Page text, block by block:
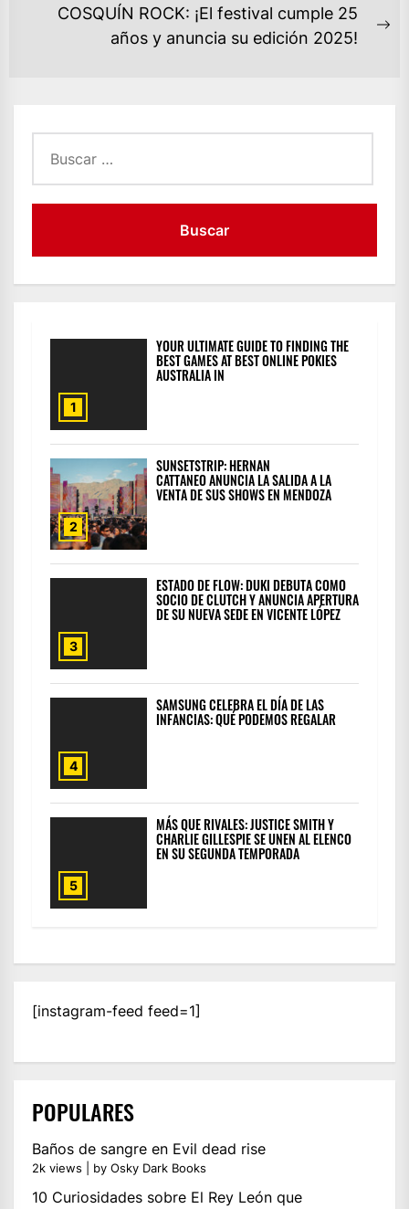
ENTRADAS
COSQUÍN ROCK: ¡El festival cumple 25
años y anuncia su edición 2025!
1
YOUR ULTIMATE GUIDE TO FINDING THE
BEST GAMES AT BEST ONLINE POKIES
AUSTRALIA IN
2
SUNSETSTRIP: HERNAN
CATTANEO ANUNCIA LA SALIDA A LA
VENTA DE SUS SHOWS EN MENDOZA
3
ESTADO DE FLOW: DUKI DEBUTA COMO
SOCIO DE CLUTCH Y ANUNCIA APERTURA
DE SU NUEVA SEDE EN VICENTE LÓPEZ
4
SAMSUNG CELEBRA EL DÍA DE LAS
INFANCIAS: QUÉ PODEMOS REGALAR
5
MÁS QUE RIVALES: JUSTICE SMITH Y
CHARLIE GILLESPIE SE UNEN AL ELENCO
EN SU SEGUNDA TEMPORADA
[instagram-feed feed=1]
POPULARES
Baños de sangre en Evil dead rise
2k views by Osky Dark Books
10 Curiosidades sobre El Rey León que